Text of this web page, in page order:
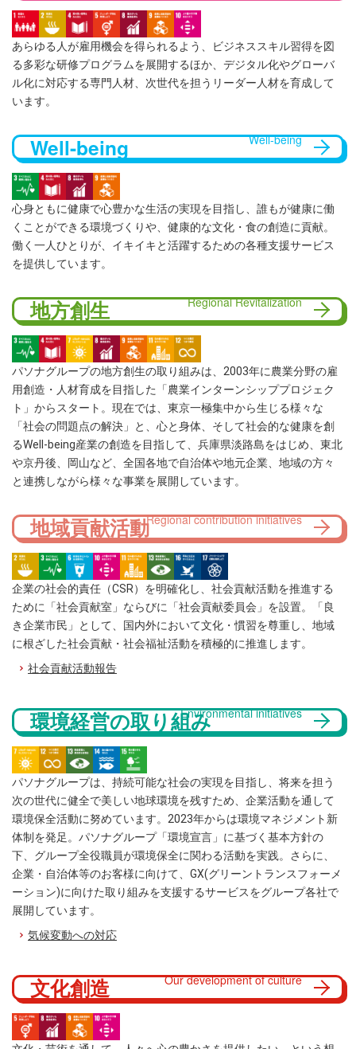
あらゆる人が雇用機会を得られるよう、ビジネススキル習得を図
る多彩な研修プログラムを展開するほか、デジタル化やグローバ
ル化に対応する専門人材、次世代を担うリーダー人材を育成して
います。
Well-being Well-being
心身ともに健康で心豊かな生活の実現を目指し、誰もが健康に働
くことができる環境づくりや、健康的な文化・食の創造に貢献。
働く一人ひとりが、イキイキと活躍するための各種支援サービス
を提供しています。
地方創生 Regional Revitalization
パソナグループの地方創生の取り組みは、2003年に農業分野の雇
用創造・人材育成を目指した「農業インターンシッププロジェク
ト」からスタート。現在では、東京一極集中から生じる様々な
「社会の問題点の解決」と、心と身体、そして社会的な健康を創
るWell-being産業の創造を目指して、兵庫県淡路島をはじめ、東北
や京丹後、岡山など、全国各地で自治体や地元企業、地域の方々
と連携しながら様々な事業を展開しています。
地域貢献活動Regional contribution initiatives
企業の社会的責任（CSR）を明確化し、社会貢献活動を推進する
ために「社会貢献室」ならびに「社会貢献委員会」を設置。「良
き企業市民」として、国内外において文化・慣習を尊重し、地域
に根ざした社会貢献・社会福祉活動を積極的に推進します。
社会貢献活動報告
環境経営の取り組みEnvironmental initiatives
パソナグループは、持続可能な社会の実現を目指し、将来を担う
次の世代に健全で美しい地球環境を残すため、企業活動を通して
環境保全活動に努めています。2023年からは環境マネジメント新
体制を発足。パソナグループ「環境宣言」に基づく基本方針の
下、グループ全役職員が環境保全に関わる活動を実践。さらに、
企業・自治体等のお客様に向けて、GX(グリーントランスフォーメ
ーション)に向けた取り組みを支援するサービスをグループ各社で
展開しています。
気候変動への対応
文化創造 Our development of culture